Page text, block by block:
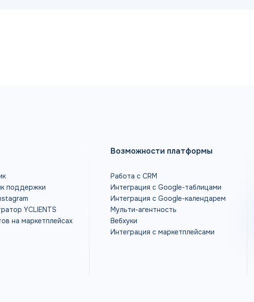
Работа с CRM
Интеграция с Google-таблицами
Интеграция с Google-календарем
Мульти-агентность
Вебхуки
Интеграция с маркетплейсами
Возможности платформы
поддержки
YCLIENTS
на маркетплейсах